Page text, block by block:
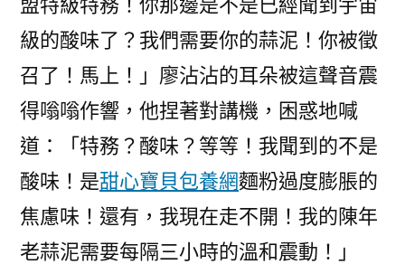
級的酸味了？我們需要你的蒜泥！你被徵
召了！馬上！」廖沾沾的耳朵被這聲音震
得嗡嗡作響，他捏著對講機，困惑地喊
道：「特務？酸味？等等！我聞到的不是
酸味！是甜心寶貝包養網麵粉過度膨脹的
焦慮味！還有，我現在走不開！我的陳年
老蒜泥需要每隔三小時的溫和震動！」